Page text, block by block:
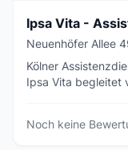
Neuenhöfer Allee
Kölner
Ipsa Vita begleitet
Noch keine